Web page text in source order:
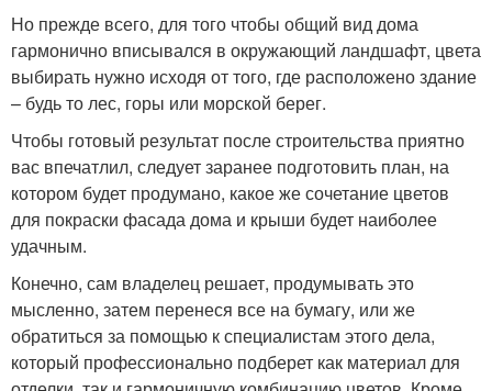
Но прежде всего, для того чтобы общий вид дома
гармонично вписывался в окружающий ландшафт, цвета
выбирать нужно исходя от того, где расположено здание
– будь то лес, горы или морской берег.
Чтобы готовый результат после строительства приятно
вас впечатлил, следует заранее подготовить план, на
котором будет продумано, какое же сочетание цветов
для покраски фасада дома и крыши будет наиболее
удачным.
Конечно, сам владелец решает, продумывать это
мысленно, затем перенеся все на бумагу, или же
обратиться за помощью к специалистам этого дела,
который профессионально подберет как материал для